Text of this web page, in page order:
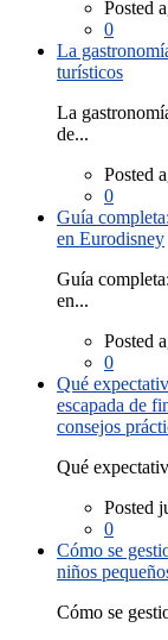
Posted
0
La
turísticos
La
de...
Posted
0
Guía
en Eurodisney
Guía
en...
Posted
0
Qué
escapada de
consejos
Qué
Posted
0
Cómo se
niños
Cómo se